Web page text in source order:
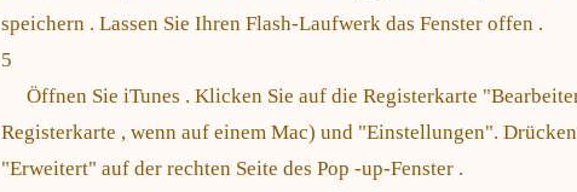
speichern . Lassen Sie Ihren Flash-Laufwerk das Fenster offen .
5
Öffnen Sie iTunes . Klicken Sie auf die Registerkarte
Registerkarte , wenn auf einem Mac) und "Einstellungen".
"Erweitert" auf der rechten Seite des Pop -up-Fenster .